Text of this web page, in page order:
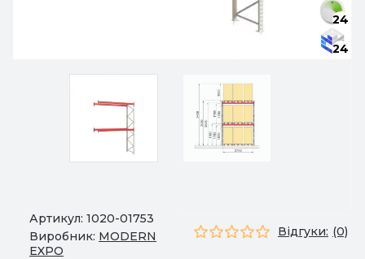
24
24
Артикул: 1020-01753
Виробник: MODERN
EXPO
Відгуки: (0)